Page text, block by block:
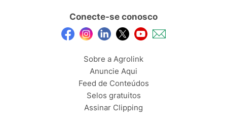
Conecte-se conosco
Sobre a Agrolink
Anuncie Aqui
Feed de Conteúdos
Selos gratuitos
Assinar Clipping